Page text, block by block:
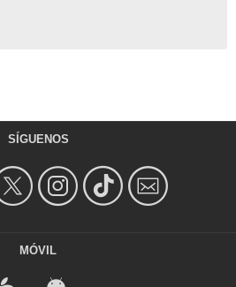
SÍGUENOS
MÓVIL